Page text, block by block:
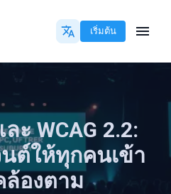
เริ่มต้น
ะ WCAG 2.2:
ต์ให้ทุกคนเข้า
องตาม